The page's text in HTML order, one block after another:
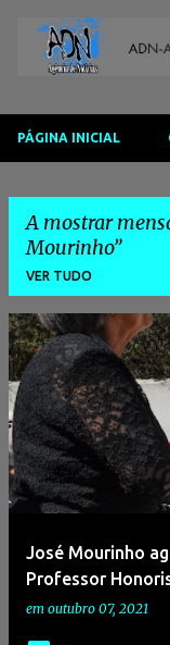
PÁGINA INICIAL
A mostrar
Mourinho
VER TUDO
M
e
n
s
a
g
José Mourinho
Professor
em outubro 07, 2021